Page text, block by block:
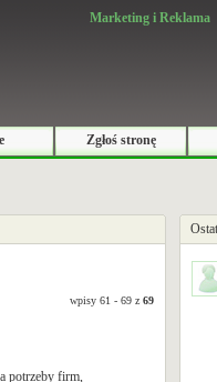
Marketing i Reklama
Zgłoś stronę
wpisy 61 - 69 z 69
potrzeby firm,